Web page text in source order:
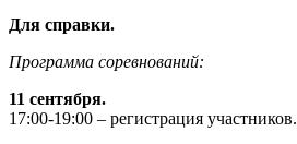
Для справки.
Программа соревнований:
11 сентября.
17:00-19:00 – регистрация участников.